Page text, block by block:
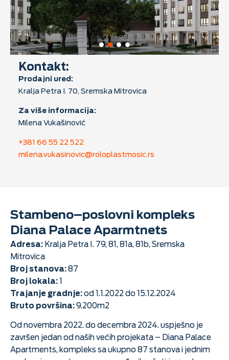
Kontakt:
Prodajni ured:
Kralja Petra I. 70, Sremska Mitrovica
Za više informacija:
Milena Vukašinović
+381 66 55 22 522
milena.vukasinovic@roloplastmosic.rs
Stambeno–poslovni kompleks
Diana Palace Aparmtnets
Adresa: Kralja Petra I. 79, 81, 81a, 81b, Sremska
Mitrovica
Broj stanova: 87
Broj lokala: 1
Trajanje gradnje: od 1.1.2022 do 15.12.2024
Bruto površina: 9.200m2
Od novembra 2022. do decembra 2024. uspješno je
završen jedan od naših većih projekata – Diana Palace
Apartments, kompleks sa ukupno 87 stanova i jednim